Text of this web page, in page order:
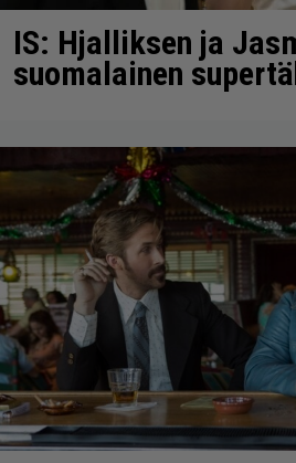
IS: Hjalliksen ja
suomalainen